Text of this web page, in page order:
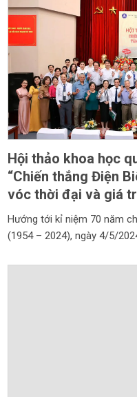
Hội thảo khoa học
“Chiến thắng Điện
vóc thời đại và giá
Hướng tới kỉ niệm 70 năm
(1954 – 2024), ngày 4/5/